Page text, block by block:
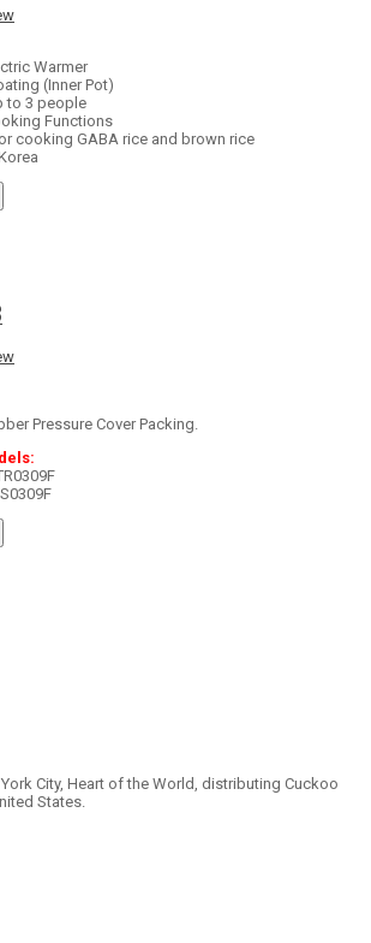
Warmer
(Inner Pot)
to 3 people
Functions
cooking GABA rice and brown rice
Pressure Cover Packing.
City, Heart of the World, distributing Cuckoo
States.